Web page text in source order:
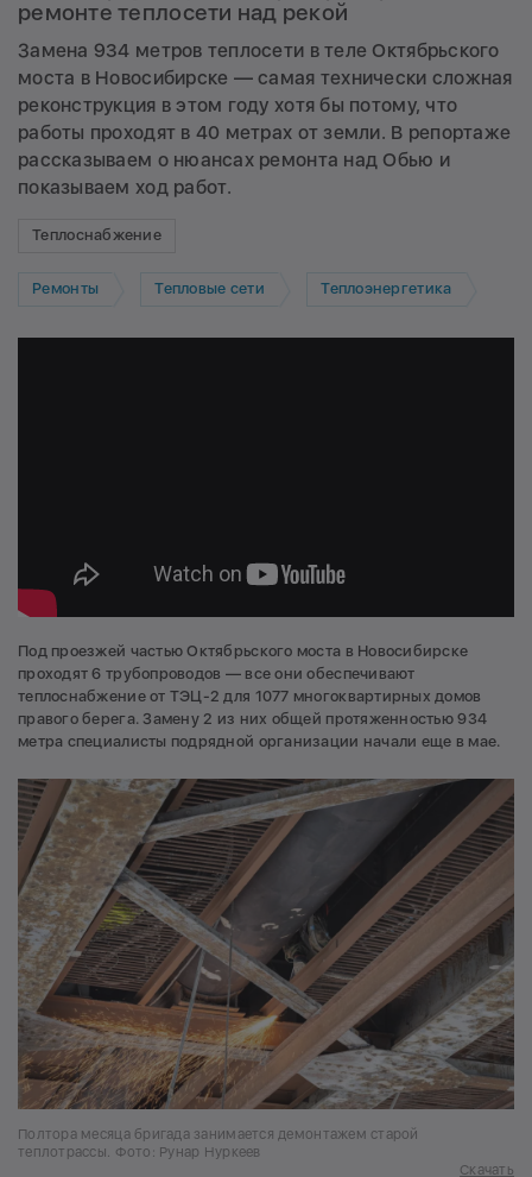
ремонте теплосети над рекой
Замена 934 метров теплосети в теле Октябрьского
моста в Новосибирске — самая технически сложная
реконструкция в этом году хотя бы потому, что
работы проходят в 40 метрах от земли. В репортаже
рассказываем о нюансах ремонта над Обью и
показываем ход работ.
Теплоснабжение
Ремонты Тепловые сети Теплоэнергетика
Под проезжей частью Октябрьского моста в Новосибирске
проходят 6 трубопроводов — все они обеспечивают
теплоснабжение от ТЭЦ-2 для 1077 многоквартирных домов
правого берега. Замену 2 из них общей протяженностью 934
метра специалисты подрядной организации начали еще в мае.
Полтора месяца бригада занимается демонтажем старой
теплотрассы. Фото: Рунар Нуркеев
Скачать